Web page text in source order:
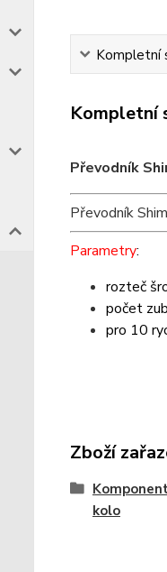
Kompletní
Kompletní
Převodník
Převodník
Parametry:
rozteč
počet
pro 10
Zboží
kolo